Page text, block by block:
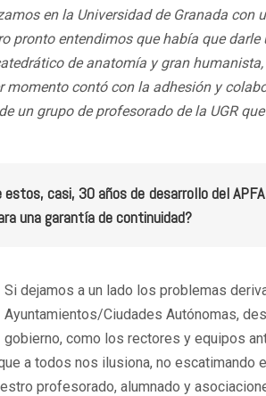
en la Universidad de Granada
pronto entendimos que había que
de anatomía y gran
momento contó con la adhesión y
un grupo de profesorado de la UGR
estos, casi, 30 años de desarrollo del
una garantía de continuidad?
Si dejamos a un lado los problemas
Ayuntamientos/Ciudades Autónomas,
gobierno, como los rectores y equipos
a todos nos ilusiona, no
profesorado, alumnado y